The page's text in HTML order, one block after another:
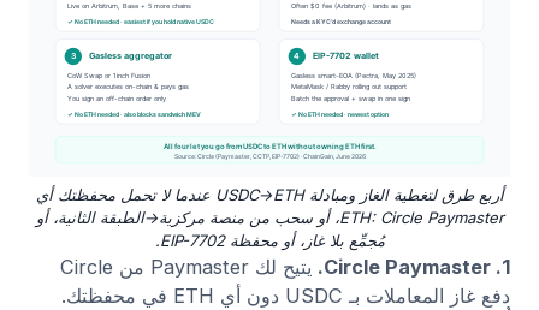
أربع طرق لتغطية الغاز ومبادلة USDC→ETH عندما لا تحمل محفظتك أي
ETH: Circle Paymaster، أو سحب من منصة مركزية→الطبقة الثانية، أو
مُجمِّع بلا غاز، أو محفظة EIP-7702.
1. Circle Paymaster.
يتيح لك Paymaster من Circle
دفع غاز المعاملات بـ USDC دون أي ETH في محفظتك.